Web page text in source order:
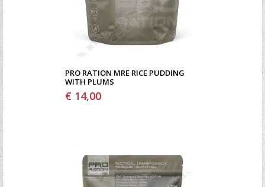
PRO RATION MRE RICE PUDDING
WITH PLUMS
€ 14,00